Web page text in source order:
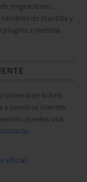
migraciones,
de plantilla y
plugins a medida.
sistema de tickets
a nuestros clientes.
puedes usar
.